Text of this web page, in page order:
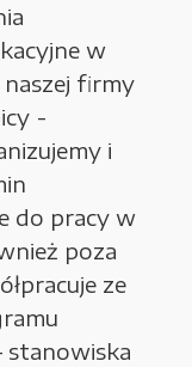
w
firmy
-
i
do pracy w
poza
ze
stanowiska